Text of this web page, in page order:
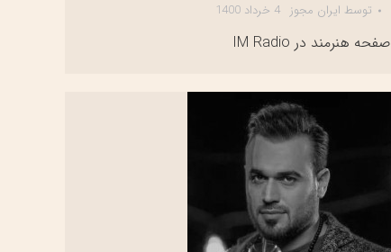
توسط ایران مجوز 4 خرداد 1400
صفحه هنرمند در IM Radio